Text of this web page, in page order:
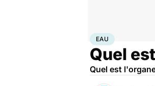
Accueil Santé
EAU
Quel
Quel est